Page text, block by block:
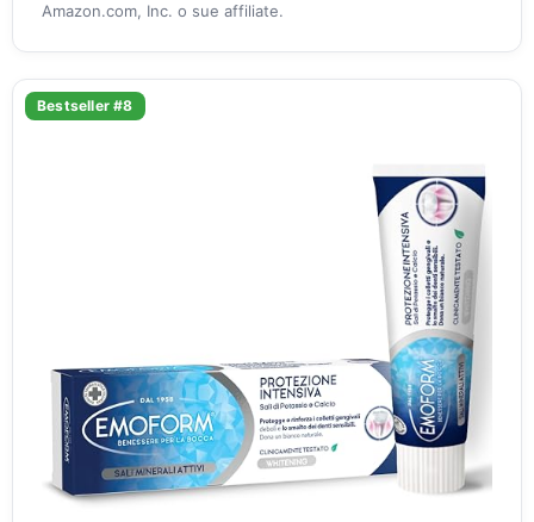
Amazon.com, Inc. o sue affiliate.
Bestseller #8